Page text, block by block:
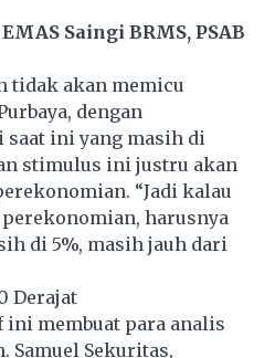
Saingi BRMS, PSAB
tidak akan memicu
dengan
ini yang masih di
stimulus ini justru akan
“Jadi kalau
harusnya
di 5%, masih jauh dari
Derajat
membuat para analis
Samuel Sekuritas,